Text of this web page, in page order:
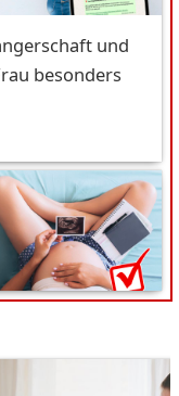
und
besonders